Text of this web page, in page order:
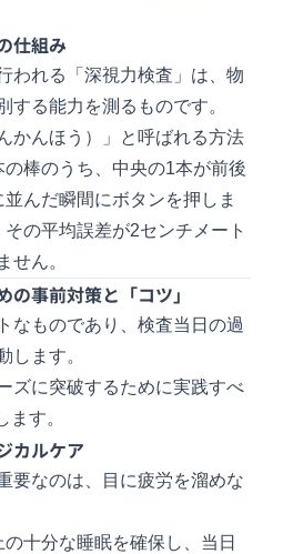
仕組み
われる「深視力検査」は、物
する能力を測るものです。
かんほう）」と呼ばれる方法
棒のうち、中央の1本が前後
んだ瞬間にボタンを押しま
の平均誤差が2センチメート
せん。
事前対策と「コツ」
なものであり、検査当日の過
します。
ズに突破するために実践すべ
ます。
カルケア
要なのは、目に疲労を溜めな
十分な睡眠を確保し、当日